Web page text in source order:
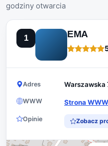
godziny otwarcia
1 EMA
Adres Warszawska
WWW Strona WWW
Opinie Zobacz